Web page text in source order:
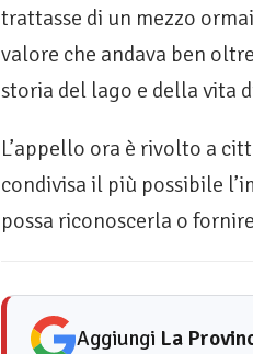
trattasse di un mezzo
valore che andava ben
storia del lago e della vita
L’appello ora è rivolto a
condivisa il più possibile
possa riconoscerla o
Aggiungi La